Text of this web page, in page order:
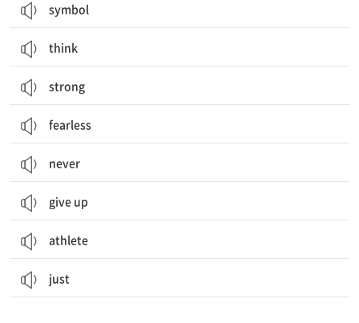
symbol
think
strong
fearless
never
give up
athlete
just